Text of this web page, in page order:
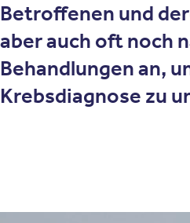
Betroffenen und
aber auch oft noch
Behandlungen an,
Krebsdiagnose zu